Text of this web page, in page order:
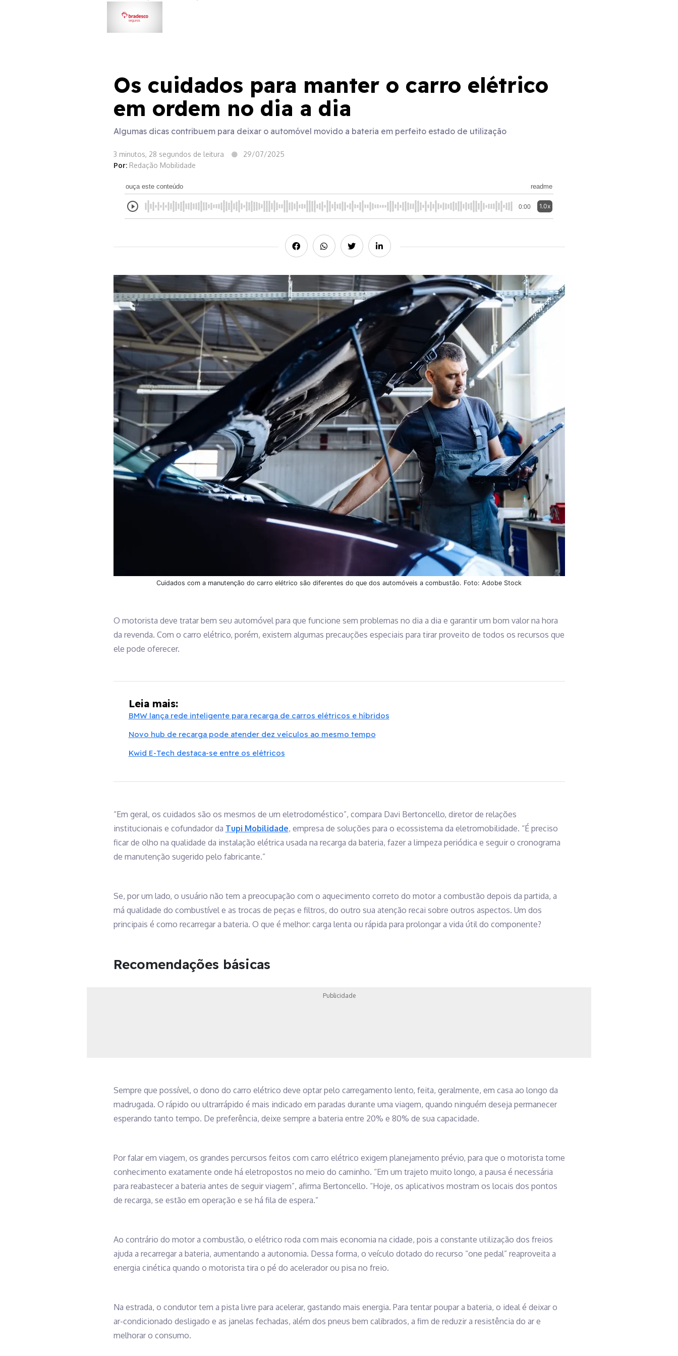
Os cuidados para manter o carro elétrico
em ordem no dia a dia
Algumas dicas contribuem para deixar o automóvel movido a bateria em perfeito estado de utilização
3 minutos, 28 segundos de leitura
29/07/2025
Por: Redação Mobilidade
ouça este conteúdo readme
0:00 1.0x
Cuidados com a manutenção do carro elétrico são diferentes do que dos automóveis a combustão. Foto: Adobe Stock
O motorista deve tratar bem seu automóvel para que funcione sem problemas no dia a dia e garantir um bom valor na hora
da revenda. Com o carro elétrico, porém, existem algumas precauções especiais para tirar proveito de todos os recursos que
ele pode oferecer.
Leia mais:
BMW lança rede inteligente para recarga de carros elétricos e híbridos
Novo hub de recarga pode atender dez veículos ao mesmo tempo
Kwid E-Tech destaca-se entre os elétricos
“Em geral, os cuidados são os mesmos de um eletrodoméstico”, compara Davi Bertoncello, diretor de relações
institucionais e cofundador da Tupi Mobilidade, empresa de soluções para o ecossistema da eletromobilidade. “É preciso
ficar de olho na qualidade da instalação elétrica usada na recarga da bateria, fazer a limpeza periódica e seguir o cronograma
de manutenção sugerido pelo fabricante.”
Se, por um lado, o usuário não tem a preocupação com o aquecimento correto do motor a combustão depois da partida, a
má qualidade do combustível e as trocas de peças e filtros, do outro sua atenção recai sobre outros aspectos. Um dos
principais é como recarregar a bateria. O que é melhor: carga lenta ou rápida para prolongar a vida útil do componente?
Recomendações básicas
Publicidade
Sempre que possível, o dono do carro elétrico deve optar pelo carregamento lento, feita, geralmente, em casa ao longo da
madrugada. O rápido ou ultrarrápido é mais indicado em paradas durante uma viagem, quando ninguém deseja permanecer
esperando tanto tempo. De preferência, deixe sempre a bateria entre 20% e 80% de sua capacidade.
Por falar em viagem, os grandes percursos feitos com carro elétrico exigem planejamento prévio, para que o motorista tome
conhecimento exatamente onde há eletropostos no meio do caminho. “Em um trajeto muito longo, a pausa é necessária
para reabastecer a bateria antes de seguir viagem”, afirma Bertoncello. “Hoje, os aplicativos mostram os locais dos pontos
de recarga, se estão em operação e se há fila de espera.”
Ao contrário do motor a combustão, o elétrico roda com mais economia na cidade, pois a constante utilização dos freios
ajuda a recarregar a bateria, aumentando a autonomia. Dessa forma, o veículo dotado do recurso “one pedal” reaproveita a
energia cinética quando o motorista tira o pé do acelerador ou pisa no freio.
Na estrada, o condutor tem a pista livre para acelerar, gastando mais energia. Para tentar poupar a bateria, o ideal é deixar o
ar-condicionado desligado e as janelas fechadas, além dos pneus bem calibrados, a fim de reduzir a resistência do ar e
melhorar o consumo.